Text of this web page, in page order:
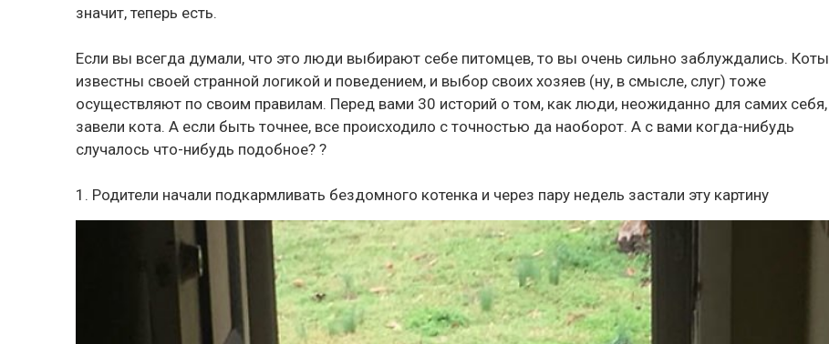
значит, теперь есть.
Если вы всегда думали, что это люди выбирают себе питомцев, то вы очень сильно заблуждались. Коты
известны своей странной логикой и поведением, и выбор своих хозяев (ну, в смысле, слуг) тоже
осуществляют по своим правилам. Перед вами 30 историй о том, как люди, неожиданно для самих себя,
завели кота. А если быть точнее, все происходило с точностью да наоборот. А с вами когда-нибудь
случалось что-нибудь подобное? ?
1. Родители начали подкармливать бездомного котенка и через пару недель застали эту картину